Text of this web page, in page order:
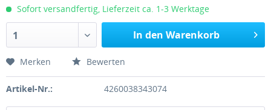
Sofort versandfertig, Lieferzeit ca. 1-3 Werktage
1 In den Warenkorb
Merken Bewerten
Artikel-Nr.: 4260038343074